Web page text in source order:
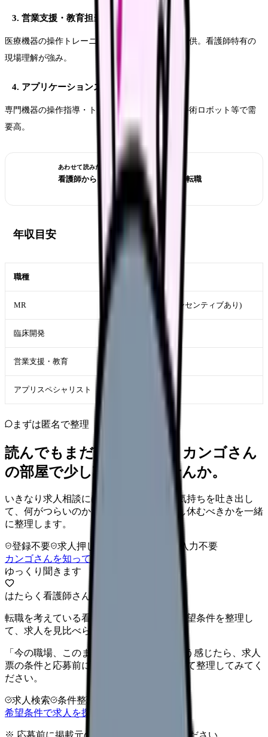
3. 営業支援・教育担当
医療機器の操作トレーニングを病院スタッフに提供。看護師特有の
現場理解が強み。
4. アプリケーションスペシャリスト
専門機器の操作指導・トラブル対応。内視鏡・手術ロボット等で需
要高。
あわせて読みたい
看護師から MR(医薬情報担当者)への転職
年収目安
職種
MR 500〜750 万円(インセンティブあり)
臨床開発 500〜650 万円
営業支援・教育
アプリスペシャリスト
まずは匿名で整理
読んでもまだ苦しいなら、カンゴさん
の部屋で少し話してみませんか。
いきなり求人相談には進みません。今の気持ちを吐き出し
て、何がつらいのか、辞めるべきか、少し休むべきかを一緒
に整理します。
登録不要 求人押し売りなし
病院名は入力不要
カンゴさんを知ってから相談する
ゆっくり聞きます
はたらく看護師さん 求人
転職を考えている看護師さんへ。まずは希望条件を整理し
て、求人を見比べられます。
「今の職場、このままでいいのかな...」そう感じたら、求人
票の条件と応募前に確認したい不安を分けて整理してみてく
ださい。
求人検索 条件整理
希望条件で求人を探す